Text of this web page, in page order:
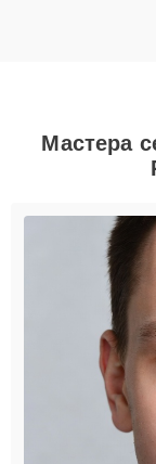
Мастера